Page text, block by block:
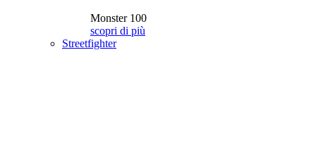
Monster 100
scopri di più
Streetfighter